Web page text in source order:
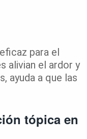
para el
alivian el ardor y
ayuda a que las
tópica en